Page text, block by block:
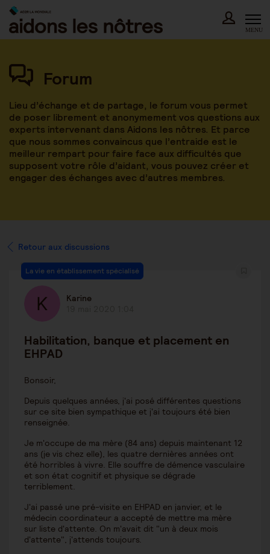
Skip
content
MENU
Forum
Lieu d’échange et de partage, le forum vous permet
de poser librement et anonymement vos questions aux
experts intervenant dans Aidons les nôtres. Et parce
que nous sommes convaincus que l’entraide est le
meilleur rempart pour faire face aux difficultés que
supposent votre rôle d’aidant, vous pouvez créer et
engager des échanges avec d’autres membres.
Retour aux discussions
La vie en établissement spécialisé
Karine
Habilitation, banque et placement en
EHPAD
Bonsoir,
Depuis quelques années, j'ai posé différentes questions
sur ce site bien sympathique et j'ai toujours été bien
renseignée.
Je m'occupe de ma mère (84 ans) depuis maintenant 12
ans (je vis chez elle), les quatre dernières années ont
été horribles à vivre. Elle souffre de démence vasculaire
et son état cognitif et physique se dégrade
terriblement.
J'ai passé une pré-visite en EHPAD en janvier, et le
médecin coordinateur a accepté de mettre ma mère
sur liste d'attente. On m'avait dit "un à deux mois
d'attente", j'attends toujours.